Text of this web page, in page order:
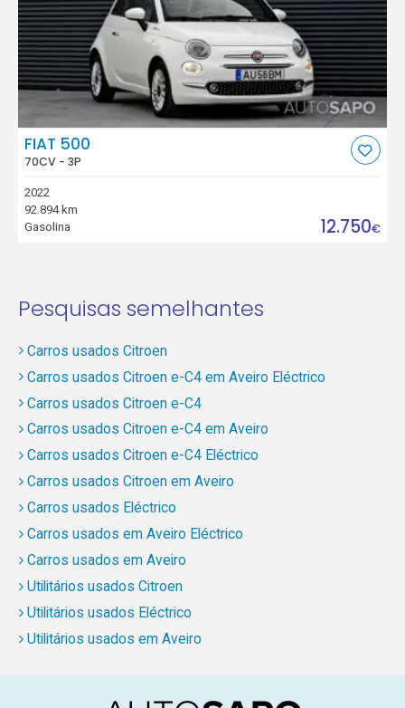
FIAT 500
70CV - 3P
2022
92.894 km
Gasolina
12.750€
Pesquisas semelhantes
Carros usados Citroen
Carros usados Citroen e-C4 em Aveiro Eléctrico
Carros usados Citroen e-C4
Carros usados Citroen e-C4 em Aveiro
Carros usados Citroen e-C4 Eléctrico
Carros usados Citroen em Aveiro
Carros usados Eléctrico
Carros usados em Aveiro Eléctrico
Carros usados em Aveiro
Utilitários usados Citroen
Utilitários usados Eléctrico
Utilitários usados em Aveiro